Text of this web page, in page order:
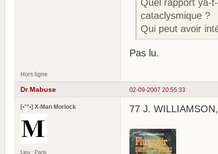
Quel rapport ya-
cataclysmique ?
Qui peut avoir
Pas lu.
Hors ligne
02-09-2007 20:55:33
Dr Mabuse
[•°°•] X-Man Morlock
Lieu : Paris
77 J.